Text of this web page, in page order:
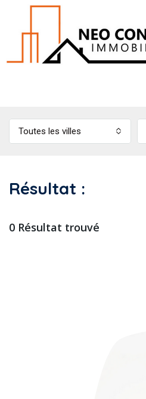
Toutes les villes
Résultat :
0 Résultat trouvé